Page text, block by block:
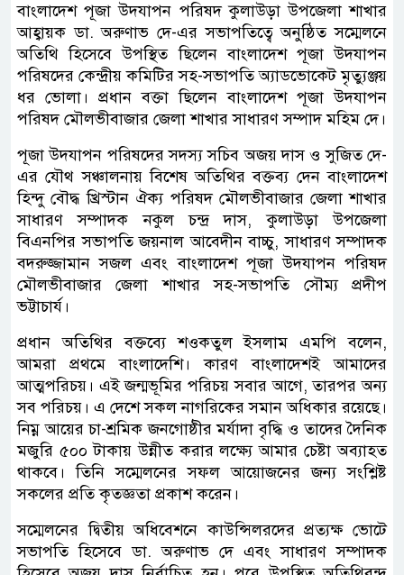
বাংলাদেশ পূজা উদযাপন পরিষদ কুলাউড়া উপজেলা শাখার
আহ্বায়ক ডা. অরুণাভ দে-এর সভাপতিত্বে অনুষ্ঠিত সম্মেলনে
অতিথি হিসেবে উপস্থিত ছিলেন বাংলাদেশ পূজা উদযাপন
পরিষদের কেন্দ্রীয় কমিটির সহ-সভাপতি অ্যাডভোকেট মৃত্যুঞ্জয়
ধর ভোলা। প্রধান বক্তা ছিলেন বাংলাদেশ পূজা উদযাপন
পরিষদ মৌলভীবাজার জেলা শাখার সাধারণ সম্পাদ মহিম দে।
পূজা উদযাপন পরিষদের সদস্য সচিব অজয় দাস ও সুজিত দে-
এর যৌথ সঞ্চালনায় বিশেষ অতিথির বক্তব্য দেন বাংলাদেশ
হিন্দু বৌদ্ধ খ্রিস্টান ঐক্য পরিষদ মৌলভীবাজার জেলা শাখার
সাধারণ সম্পাদক নকুল চন্দ্র দাস, কুলাউড়া উপজেলা
বিএনপির সভাপতি জয়নাল আবেদীন বাচ্চু, সাধারণ সম্পাদক
বদরুজ্জামান সজল এবং বাংলাদেশ পূজা উদযাপন পরিষদ
মৌলভীবাজার জেলা শাখার সহ-সভাপতি সৌম্য প্রদীপ
ভট্টাচার্য।
প্রধান অতিথির বক্তব্যে শওকতুল ইসলাম এমপি বলেন,
আমরা প্রথমে বাংলাদেশি। কারণ বাংলাদেশই আমাদের
আত্মপরিচয়। এই জন্মভূমির পরিচয় সবার আগে, তারপর অন্য
সব পরিচয়। এ দেশে সকল নাগরিকের সমান অধিকার রয়েছে।
নিম্ন আয়ের চা-শ্রমিক জনগোষ্ঠীর মর্যাদা বৃদ্ধি ও তাদের দৈনিক
মজুরি ৫০০ টাকায় উন্নীত করার লক্ষ্যে আমার চেষ্টা অব্যাহত
থাকবে। তিনি সম্মেলনের সফল আয়োজনের জন্য সংশ্লিষ্ট
সকলের প্রতি কৃতজ্ঞতা প্রকাশ করেন।
সম্মেলনের দ্বিতীয় অধিবেশনে কাউন্সিলরদের প্রত্যক্ষ ভোটে
সভাপতি হিসেবে ডা. অরুণাভ দে এবং সাধারণ সম্পাদক